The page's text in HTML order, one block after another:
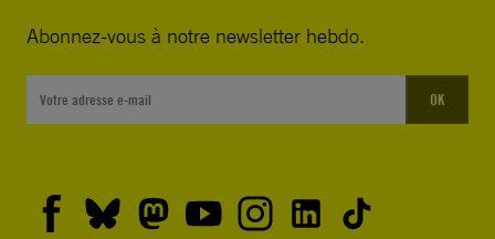
Abonnez-vous à notre newsletter hebdo.
OK